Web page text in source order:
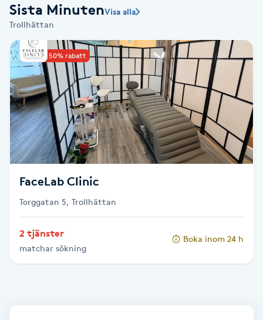
Babylights
Balayage
Bambumassage
Barber
Barnklippning
BIAB
Blowout
Bottenfärg
Sista Minuten
Trollhättan
Visa alla
Upp till 50% rabatt
FaceLab Clinic
Torggatan 5, Trollhättan
2 tjänster
matchar sökning
Boka inom 24 h